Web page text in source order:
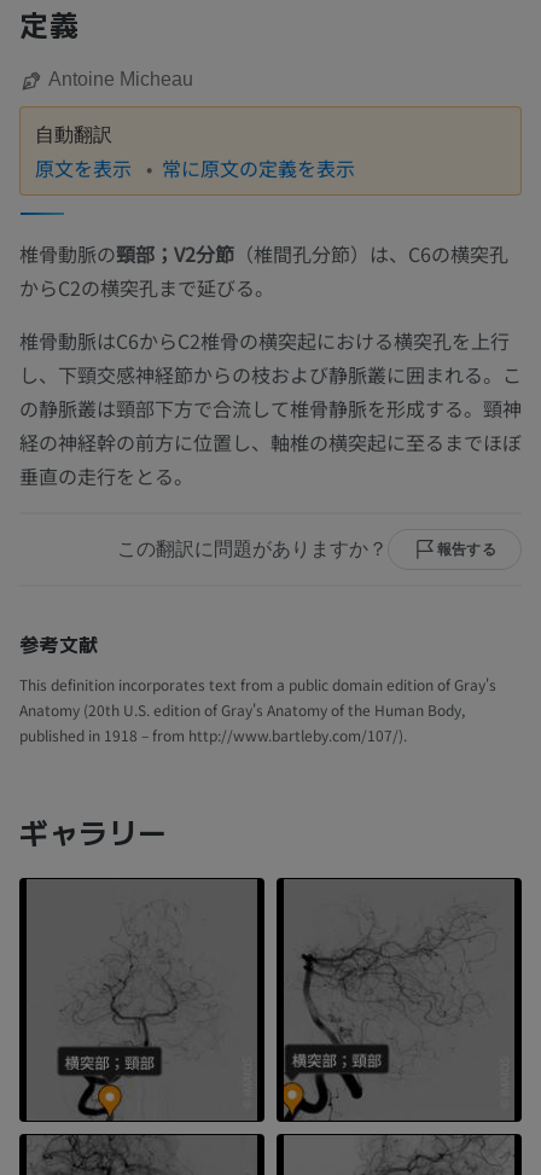
定義
Antoine Micheau
自動翻訳
原文を表示 常に原文の定義を表示
椎骨動脈の頸部；V2分節 （椎間孔分節）は、C6の横突孔
からC2の横突孔まで延びる。
椎骨動脈はC6からC2椎骨の横突起における横突孔を上行
し、下頸交感神経節からの枝および静脈叢に囲まれる。こ
の静脈叢は頸部下方で合流して椎骨静脈を形成する。頸神
経の神経幹の前方に位置し、軸椎の横突起に至るまでほぼ
垂直の走行をとる。
この翻訳に問題がありますか？ 報告する
参考文献
This definition incorporates text from a public domain edition of Gray's
Anatomy (20th U.S. edition of Gray's Anatomy of the Human Body,
published in 1918 – from http://www.bartleby.com/107/).
ギャラリー